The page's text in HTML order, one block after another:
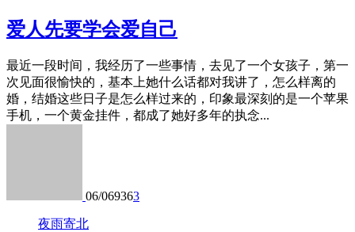
爱人先要学会爱自己
最近一段时间，我经历了一些事情，去见了一个女孩子，第一
次见面很愉快的，基本上她什么话都对我讲了，怎么样离的
婚，结婚这些日子是怎么样过来的，印象最深刻的是一个苹果
手机，一个黄金挂件，都成了她好多年的执念...
06/069363
夜雨寄北